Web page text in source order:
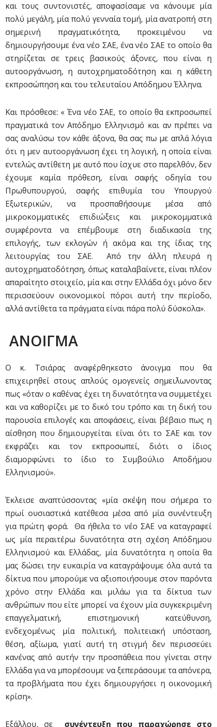
και τους συντονιστές, αποφασίσαμε να κάνουμε μία
πολύ μεγάλη, μία πολύ γενναία τομή, μία ανατροπή στη
σημερινή πραγματικότητα, προκειμένου να
δημιουργήσουμε ένα νέο ΣΑΕ, ένα νέο ΣΑΕ το οποίο θα
στηρίζεται σε τρεις βασικούς άξονες, που είναι η
αυτοοργάνωση, η αυτοχρηματοδότηση και η κάθετη
εκπροσώπηση και του τελευταίου Απόδημου Έλληνα.
Και πρόσθεσε: « Ένα νέο ΣΑΕ, το οποίο θα εκπροσωπεί
πραγματικά τον Απόδημο Ελληνισμό και αν πρέπει να
σας αναλύσω τον κάθε άξονα, θα σας πω με απλά λόγια
ότι η μεν αυτοοργάνωση έχει τη λογική, η οποία είναι
εντελώς αντίθετη με αυτό που ίσχυε στο παρελθόν, δεν
έχουμε καμία πρόθεση, είναι σαφής οδηγία του
Πρωθυπουργού, σαφής επιθυμία του Υπουργού
Εξωτερικών, να προσπαθήσουμε μέσα από
μικροκομματικές επιδιώξεις και μικροκομματικά
συμφέροντα να επέμβουμε στη διαδικασία της
επιλογής, των εκλογών ή ακόμα και της ίδιας της
λειτουργίας του ΣΑΕ. Από την άλλη πλευρά η
αυτοχρηματοδότηση, όπως καταλαβαίνετε, είναι πλέον
απαραίτητο στοιχείο, μία και στην Ελλάδα όχι μόνο δεν
περισσεύουν οικονομικοί πόροι αυτή την περίοδο,
αλλά αντίθετα τα πράγματα είναι πάρα πολύ δύσκολα».
ΑΝΟΙΓΜΑ
Ο κ. Τσιάρας αναφέρθηκεστο άνοιγμα που θα
επιχειρηθεί στους απλούς ομογενείς σημει΄λωνοντας
πως «όταν ο καθένας έχει τη δυνατότητα να συμμετέχει
και να καθορίζει με το δικό του τρόπο και τη δική του
παρουσία επιλογές και αποφάσεις, είναι βέβαιο πως η
αίσθηση που δημιουργείται είναι ότι το ΣΑΕ και τον
εκφράζει και τον εκπροσωπεί, διότι ο ίδιος
διαμορφώνει το ίδιο το Συμβούλιο Αποδήμου
Ελληνισμού».
Έκλεισε αναπτύσσοντας «μία σκέψη που σήμερα το
πρωί ουσιαστικά κατέθεσα μέσα από μία συνέντευξη
για πρώτη φορά. Θα ήθελα το νέο ΣΑΕ να καταγραφεί
ως μία περαιτέρω δυνατότητα στη σχέση Απόδημου
Ελληνισμού και Ελλάδας, μία δυνατότητα η οποία θα
μας δώσει την ευκαιρία να καταγράψουμε όλα αυτά τα
δίκτυα που μπορούμε να αξιοποιήσουμε στον παρόντα
χρόνο στην Ελλάδα και μιλάω για τα δίκτυα των
ανθρώπων που είτε μπορεί να έχουν μία συγκεκριμένη
επαγγελματική, επιστημονική κατεύθυνση,
ενδεχομένως μία πολιτική, πολιτειακή υπόσταση,
θέση, αξίωμα, γιατί αυτή τη στιγμή δεν περισσεύει
κανένας από αυτήν την προσπάθεια που γίνεται στην
Ελλάδα για να μπορέσουμε να ξεπεράσουμε τα απόνερα,
τα προβλήματα που έχει δημιουργήσει η οικονομική
κρίση».
Εξάλλου, σε συνέντευξη που παραχώρησε στο